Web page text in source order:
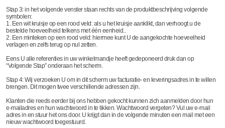
Stap 3: in het volgende venster staan rechts van de produktbeschrijving volgende
symbolen:
1. Een wit kruisje op een rood veld: als u het kruisje aanklikt, dan verhoogt u de
bestelde hoeveelheid telkens met één eenheid..
2. Een minteken op een rood veld: hiermee kunt U de aangekochte hoeveelheid
verlagen en zelfs terug op nul zetten.
Eens U alle referenties in uw winkelmandje heeft gedeponeerd druk dan op
“Volgende Stap” onderaan het scherm.
Stap 4: Wij verzoeken U om in dit scherm uw facturatie- en leveringsadres in te willen
brengen. Dit mogen twee verschillende adressen zijn.
Klanten die reeds eerder bij ons hebben gekocht kunnen zich aanmelden door hun
e-mailadres en hun wachtwoord in te tikken. Wachtwoord vergeten? Vul uw e-mail
adres in en stuur het ons door. U krijgt dan in de volgende minuten een mail met een
nieuw wachtwoord toegestuurd.